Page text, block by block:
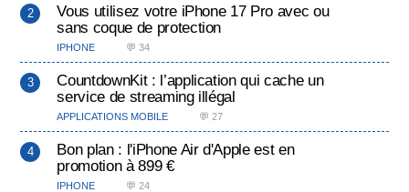
Vous utilisez votre iPhone 17 Pro avec ou
sans coque de protection
IPHONE 💬 34
CountdownKit : l’application qui cache un
service de streaming illégal
APPLICATIONS MOBILE 💬 27
Bon plan : l'iPhone Air d'Apple est en
promotion à 899 €
IPHONE 💬 24